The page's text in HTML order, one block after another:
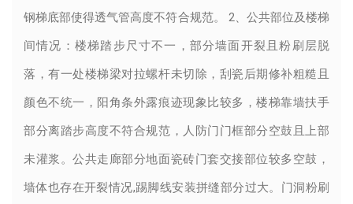
钢梯底部使得透气管高度不符合规范。 2、公共部位及楼梯
间情况：楼梯踏步尺寸不一，部分墙面开裂且粉刷层脱
落，有一处楼梯梁对拉螺杆未切除，刮瓷后期修补粗糙且
颜色不统一，阳角条外露痕迹现象比较多，楼梯靠墙扶手
部分离踏步高度不符合规范，人防门门框部分空鼓且上部
未灌浆。公共走廊部分地面瓷砖门套交接部位较多空鼓，
墙体也存在开裂情况,踢脚线安装拼缝部分过大。门洞粉刷